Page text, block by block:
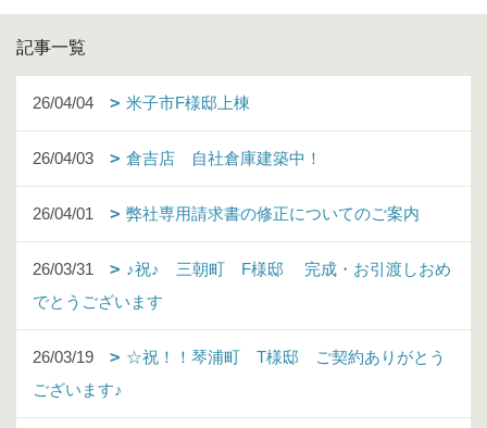
記事一覧
26/04/04 米子市F様邸上棟
26/04/03 倉吉店 自社倉庫建築中！
26/04/01 弊社専用請求書の修正についてのご案内
26/03/31
♪祝♪ 三朝町 F様邸 完成・お引渡しおめ
でとうございます
26/03/19
☆祝！！琴浦町 T様邸 ご契約ありがとう
ございます♪